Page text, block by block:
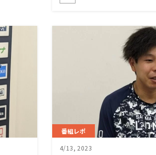
番組レポ
4/13, 2023